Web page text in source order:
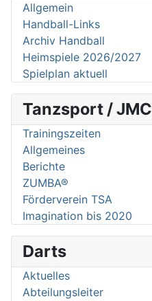
Allgemein
Handball-Links
Archiv Handball
Heimspiele 2026/2027
Spielplan aktuell
Tanzsport / JMC
Trainingszeiten
Allgemeines
Berichte
ZUMBA®
Förderverein TSA
Imagination bis 2020
Darts
Aktuelles
Abteilungsleiter